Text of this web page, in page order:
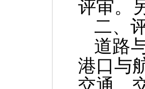
评审。
二、
道路
港口与